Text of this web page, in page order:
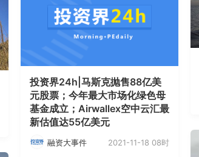
投资界24h|马斯克抛售88亿美
元股票；今年最大市场化绿色母
基金成立；Airwallex空中云汇最
新估值达55亿美元
融资大事件 2021-11-18 08时